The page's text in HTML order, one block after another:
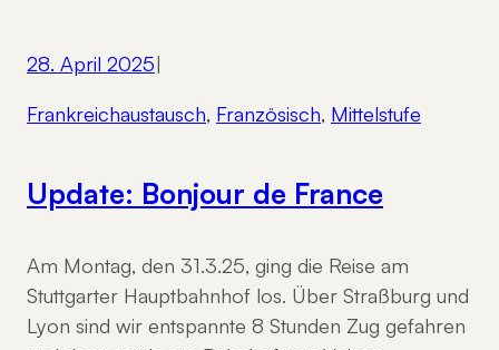
28. April 2025|
Frankreichaustausch, Französisch, Mittelstufe
Update: Bonjour de France
Am Montag, den 31.3.25, ging die Reise am
Stuttgarter Hauptbahnhof los. Über Straßburg und
Lyon sind wir entspannte 8 Stunden Zug gefahren